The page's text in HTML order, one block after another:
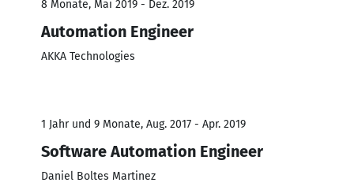
8 Monate, Mai 2019 - Dez. 2019
Automation Engineer
AKKA Technologies
1 Jahr und 9 Monate, Aug. 2017 - Apr. 2019
Software Automation Engineer
Daniel Boltes Martinez